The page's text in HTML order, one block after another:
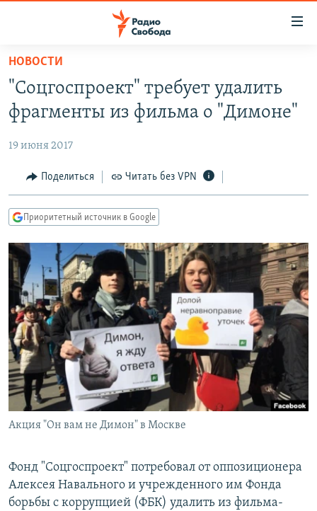
упрощенного
доступа
Вернуться
основному
Вернутся
главной
навигации
Вернутся
поиску
ПРОГРАММЫ
ПОДКАСТЫ
АВТОРСКИЕ ПРОЕКТЫ
ЦИТАТЫ СВОБОДЫ
МНЕНИЯ
IDEL.РЕАЛИИ
КАВКАЗ.РЕАЛИИ
СЕВЕР.РЕАЛИИ
СИБИРЬ.РЕАЛИИ
РАСПИСАНИЕ ВЕЩАНИЯ
ПОДПИШИТЕСЬ НА РАССЫЛКУ
СОЦИАЛЬНЫЕ СЕТИ
Все сайты РСЕ/РС
НОВОСТИ
"Соцгоспроект" требует удалить
фрагменты из фильма о "Димоне"
19 июня 2017
Поделиться Читать без VPN
Приоритетный источник в Google
Акция "Он вам не Димон" в Москве
Фонд "Соцгоспроект" потребовал от оппозиционера
Алексея Навального и учрежденного им Фонда
борьбы с коррупцией (ФБК) удалить из фильма-